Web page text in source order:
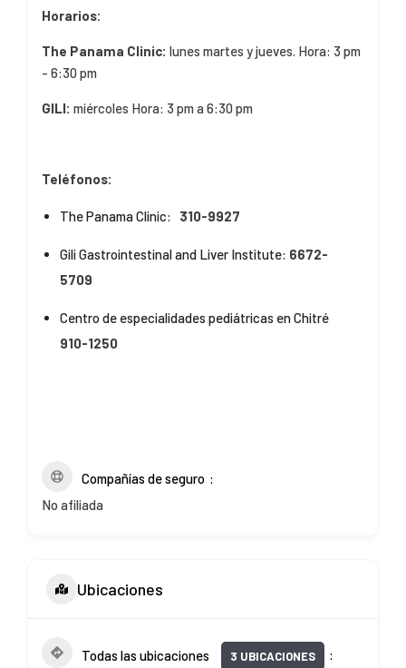
Horarios:
The Panama Clinic: lunes martes y jueves. Hora: 3 pm
- 6:30 pm
GILI: ⁠miércoles Hora: 3 pm a 6:30 pm
Teléfonos:
The Panama Clinic: 310-9927
Gili Gastrointestinal and Liver Institute: 6672-
5709
Centro de especialidades pediátricas en Chitré
910-1250
Compañías de seguro
No afiliada
Ubicaciones
Todas las ubicaciones 3 UBICACIONES